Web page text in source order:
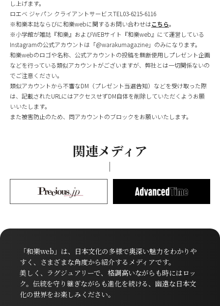
し上げます。
ロエベ ジャパン クライアントサービスTEL03-6215-6116
※和樂本誌ならびに和樂webに関するお問い合わせはこちら。
※小学館が雑誌『和樂』およびWEBサイト『和樂web』にて運営している
Instagramの公式アカウントは「@warakumagazine」のみになります。
和樂webのロゴや名称、公式アカウントの投稿を無断使用しプレゼント企画
などを行っている類似アカウントがございますが、弊社とは一切関係ないの
でご注意ください。
類似アカウントから不審なDM（プレゼント当選告知）などを受け取った際
は、記載されたURLにはアクセスせずDM自体を削除していただくようお願
いいたします。
また被害防止のため、同アカウントのブロックをお願いいたします。
関連メディア
「和樂web」は、日本文化の多様で奥深い魅力をわかりや
すく、さまざまな角度から紹介するメディアです。
美しく、ラグジュアリーで、格調高いながらも時にはロッ
ク。伝統を守り継ぎながらも進化を続ける、幽遠な日本文
化の世界をお楽しみください。